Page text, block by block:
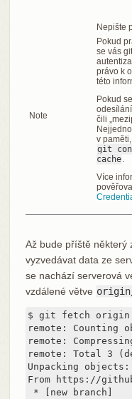
Note
Nepište
Pokud
se vás
právo k
této
Pokud
čili
v
git
cache.
Více
Až bude příště některý
vyzvedávat data ze
se nachází serverová
vzdálené větve
$ git fetch origin
remote: Counting
remote:
remote: Total 3
Unpacking
From https://
* [new branch]